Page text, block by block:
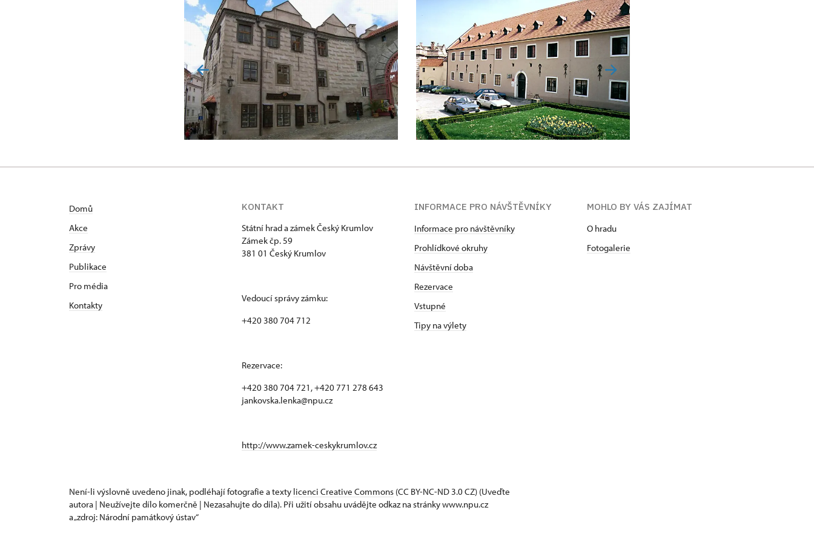
Domů
Akce
Zprávy
Publikace
Pro média
Kontakty
KONTAKT
Státní hrad a zámek Český Krumlov
Zámek čp. 59
381 01 Český Krumlov
Vedoucí správy zámku:
+420 380 704 712
Rezervace:
+420 380 704 721, +420 771 278 643
jankovska.lenka@npu.cz
http://www.zamek-ceskykrumlov.cz
INFORMACE PRO NÁVŠTĚVNÍKY
Informace pro návštěvníky
Prohlídkové okruhy
Návštěvní doba
Rezervace
Vstupné
Tipy na výlety
MOHLO BY VÁS ZAJÍMAT
O hradu
Fotogalerie
Není-li výslovně uvedeno jinak, podléhají fotografie a texty licenci Creative Commons (CC BY-NC-ND 3.0 CZ) (Uveďte
autora | Neužívejte dílo komerčně | Nezasahujte do díla). Při užití obsahu uvádějte odkaz na stránky www.npu.cz
a „zdroj: Národní památkový ústav“